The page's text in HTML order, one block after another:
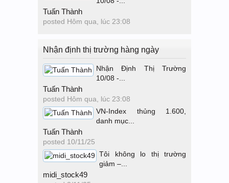
Tuấn Thành
posted Hôm qua, lúc 23:08
Nhận định thị trường hàng ngày
Nhận Định Thị Trường
10/08 -...
Tuấn Thành
posted Hôm qua, lúc 23:08
VN-Index thủng 1.600,
danh mục...
Tuấn Thành
posted 10/11/25
Tôi không lo thị trường
giảm –...
midi_stock49